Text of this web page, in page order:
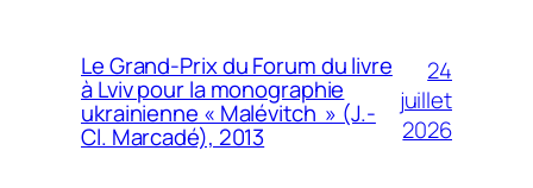
Le Grand-Prix du Forum du livre
à Lviv pour la monographie
ukrainienne « Malévitch » (J.-
Cl. Marcadé), 2013
24
juillet
2026